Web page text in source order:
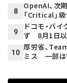
8
OpenAI、次
「Critical」
9
ドコモ・バ
ず 8月1日以
10
厚労省、
ミス 一部は